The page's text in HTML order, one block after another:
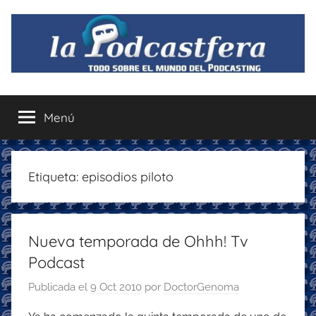
contenido
La
Podcastfera
el
mundo
del
podcasting
recomendaciones
disfrutar
podcastfera
Menú
Etiqueta: episodios piloto
Nueva temporada de Ohhh! Tv
Podcast
Publicada el 9 Oct 2010 por DoctorGenoma